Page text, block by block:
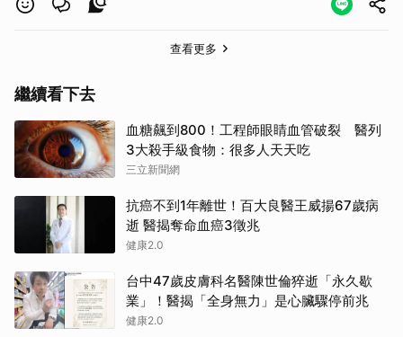
查看更多
繼續看下去
血糖飆到800！工程師眼睛血管破裂 醫列
3大殺手級食物：很多人天天吃
三立新聞網
抗癌不到1年離世！百大良醫王威揚67歲病
逝 醫揭奪命血癌3徵兆
健康2.0
台中47歲皮膚科名醫陳世倫猝逝「永久歇
業」！醫揭「全身無力」是心臟驟停前兆
健康2.0